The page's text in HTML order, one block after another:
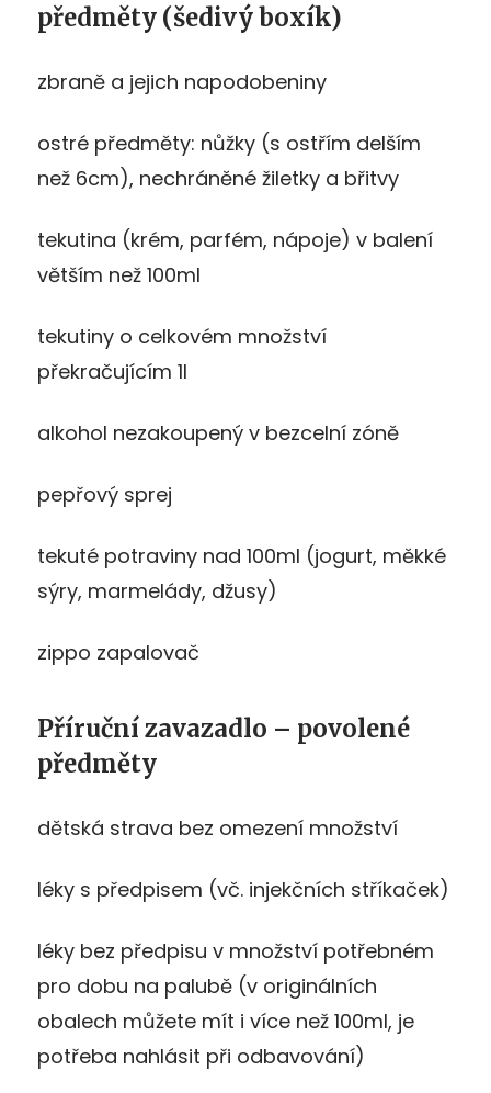
předměty (šedivý boxík)
zbraně a jejich napodobeniny
ostré předměty: nůžky (s ostřím delším
než 6cm), nechráněné žiletky a břitvy
tekutina (krém, parfém, nápoje) v balení
větším než 100ml
tekutiny o celkovém množství
překračujícím 1l
alkohol nezakoupený v bezcelní zóně
pepřový sprej
tekuté potraviny nad 100ml (jogurt, měkké
sýry, marmelády, džusy)
zippo zapalovač
Příruční zavazadlo – povolené
předměty
dětská strava bez omezení množství
léky s předpisem (vč. injekčních stříkaček)
léky bez předpisu v množství potřebném
pro dobu na palubě (v originálních
obalech můžete mít i více než 100ml, je
potřeba nahlásit při odbavování)